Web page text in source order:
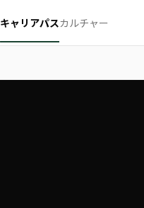
キャリアパスカルチャー